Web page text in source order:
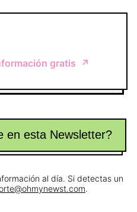
gratis ↗️
en esta Newsletter?
al día. Si detectas un
.